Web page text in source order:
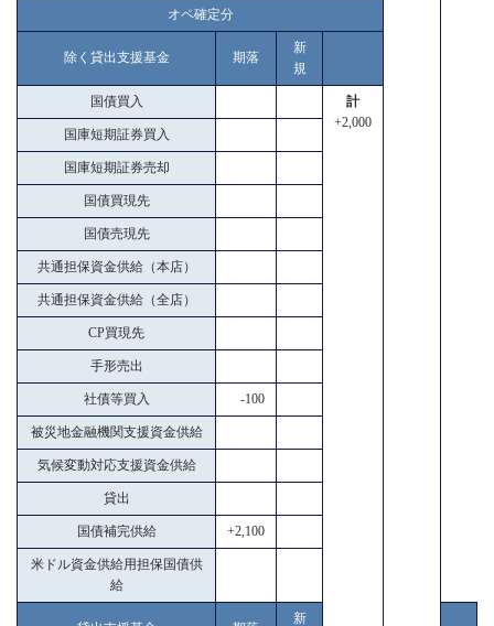
オペ確定分
除く貸出支援基金 期落
新
規
国債買入
計
+2,000
国庫短期証券買入
国庫短期証券売却
国債買現先
国債売現先
共通担保資金供給（本店）
共通担保資金供給（全店）
CP買現先
手形売出
社債等買入 -100
被災地金融機関支援資金供給
気候変動対応支援資金供給
貸出
国債補完供給 +2,100
米ドル資金供給用担保国債供
給
新